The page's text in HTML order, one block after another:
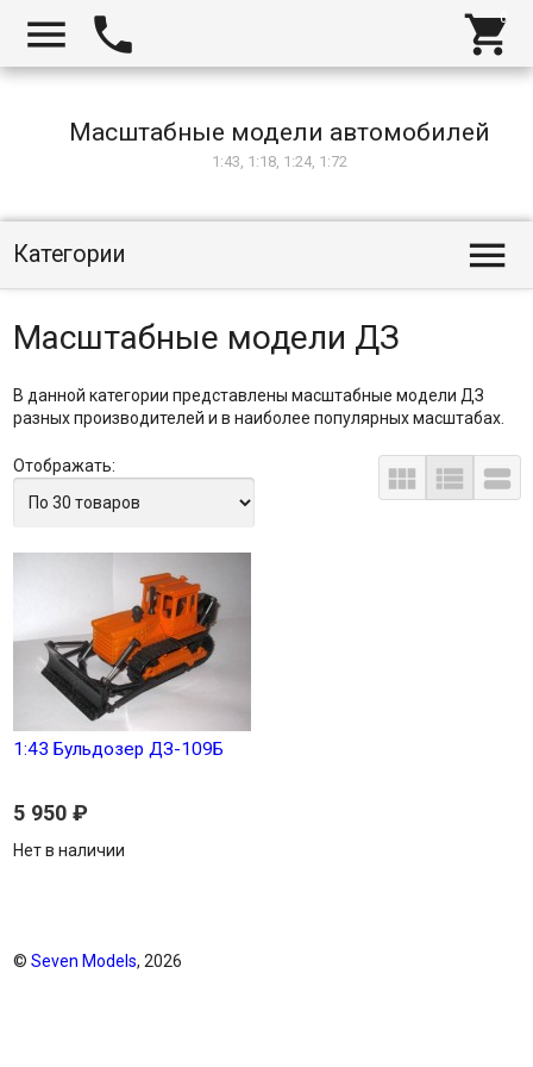
  
Масштабные модели автомобилей
1:43, 1:18, 1:24, 1:72
Категории 
Масштабные модели ДЗ
В данной категории представлены масштабные модели ДЗ
разных производителей и в наиболее популярных масштабах.
Отображать:   
1:43 Бульдозер ДЗ-109Б
5 950 ₽
Нет в наличии
© Seven Models, 2026